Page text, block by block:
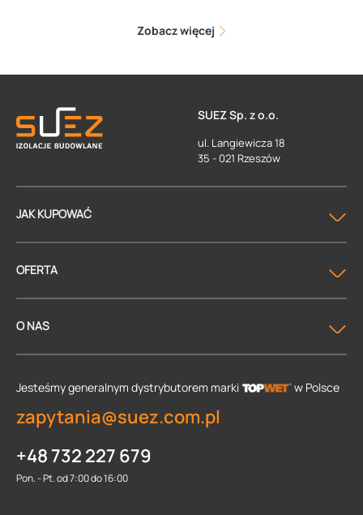
Zobacz więcej
SUEZ Sp. z o.o.
ul. Langiewicza 18
35 - 021 Rzeszów
JAK KUPOWAĆ
OFERTA
O NAS
Jesteśmy generalnym dystrybutorem marki w Polsce
zapytania@suez.com.pl
+48 732 227 679
Pon. - Pt. od 7:00 do 16:00